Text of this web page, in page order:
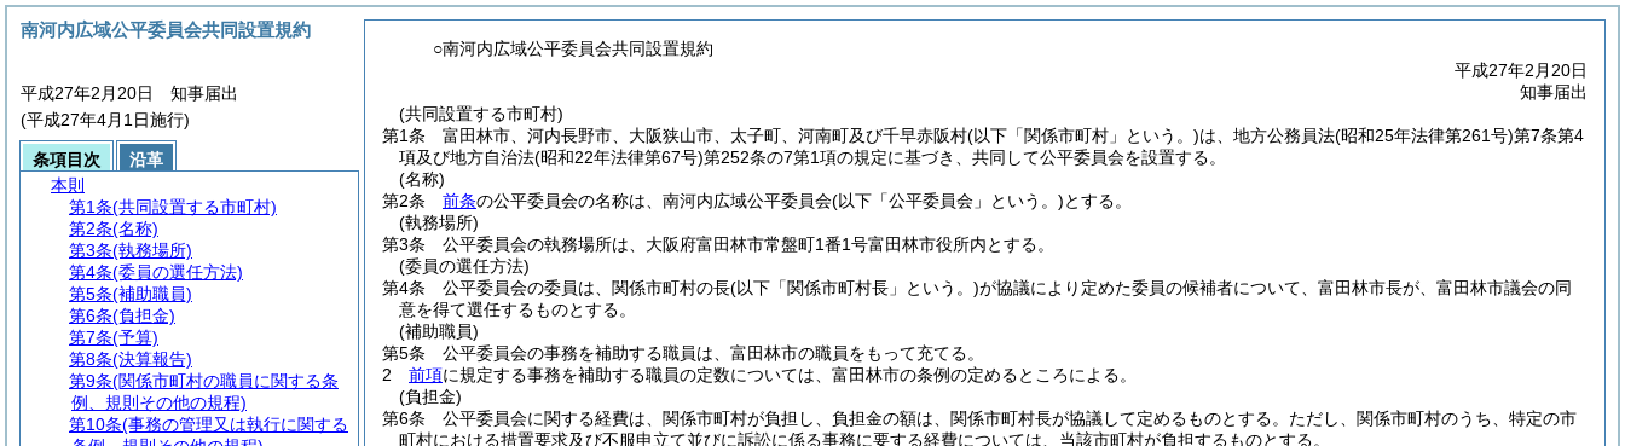
○南河内広域公平委員会共同設置規約
平成27年2月20日
知事届出
(共同設置する市町村)
第1条
富田林市、河内長野市、大阪狭山市、太子町、河南町及び千早赤阪村(以下「関係市町村」という。)は、地方公務員法(昭和25年法律第261号)第7条第4
項及び地方自治法(昭和22年法律第67号)第252条の7第1項の規定に基づき、共同して公平委員会を設置する。
(名称)
第2条
前条の公平委員会の名称は、南河内広域公平委員会(以下「公平委員会」という。)とする。
(執務場所)
第3条
公平委員会の執務場所は、大阪府富田林市常盤町1番1号富田林市役所内とする。
(委員の選任方法)
第4条
公平委員会の委員は、関係市町村の長(以下「関係市町村長」という。)が協議により定めた委員の候補者について、富田林市長が、富田林市議会の同
意を得て選任するものとする。
(補助職員)
第5条
公平委員会の事務を補助する職員は、富田林市の職員をもって充てる。
2
前項に規定する事務を補助する職員の定数については、富田林市の条例の定めるところによる。
(負担金)
第6条
公平委員会に関する経費は、関係市町村が負担し、負担金の額は、関係市町村長が協議して定めるものとする。 ただし、関係市町村のうち、特定の市
町村における措置要求及び不服申立て並びに訴訟に係る事務に要する経費については、当該市町村が負担するものとする。
南河内広域公平委員会共同設置規約
平成27年2月20日 知事届出
(平成27年4月1日施行)
条項目次
沿革
本則
第1条(共同設置する市町村)
第2条(名称)
第3条(執務場所)
第4条(委員の選任方法)
第5条(補助職員)
第6条(負担金)
第7条(予算)
第8条(決算報告)
第9条(関係市町村の職員に関する条
例、規則その他の規程)
第10条(事務の管理又は執行に関する